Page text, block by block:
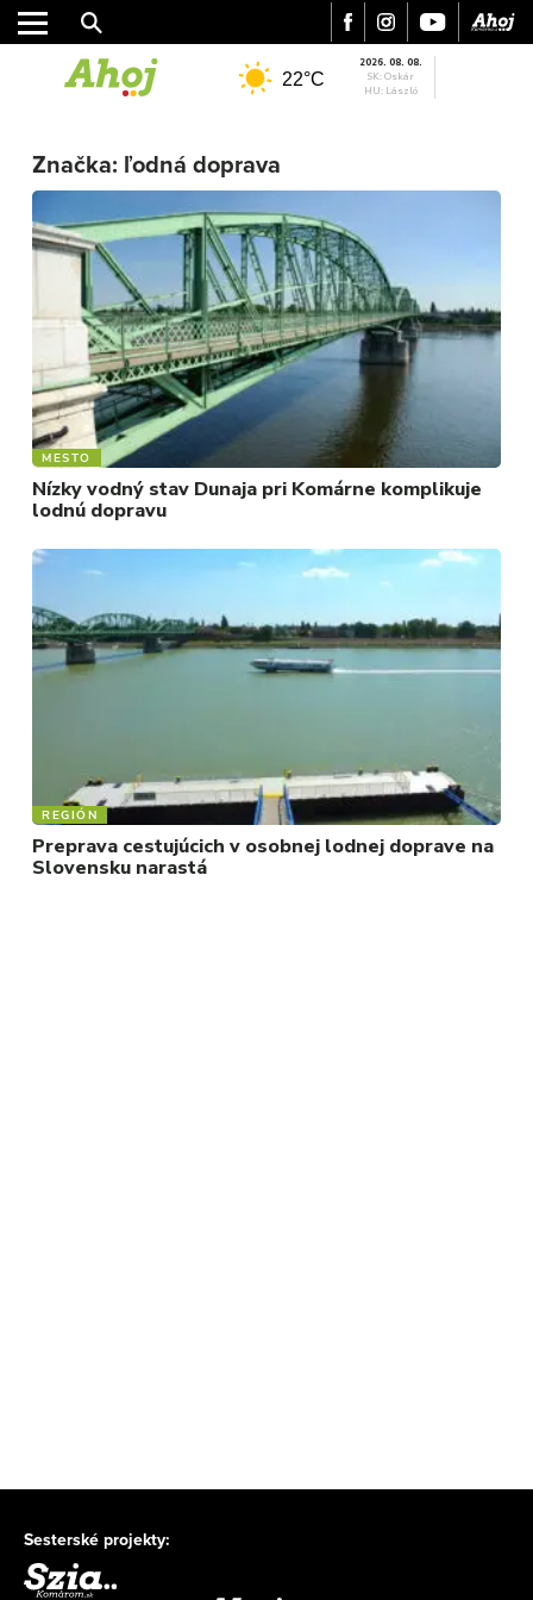
REGIÓN
ŠPORT
KULTÚRA
FOTKY
VIDEO
22°C
2026. 08. 08.
SK: Oskár
HU: László
Značka: ľodná doprava
MESTO
Nízky vodný stav Dunaja pri Komárne komplikuje
lodnú dopravu
REGIÓN
Preprava cestujúcich v osobnej lodnej doprave na
Slovensku narastá
Sesterské projekty: